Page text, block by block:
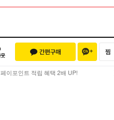
페이포인트 적립 혜택 2배 UP!